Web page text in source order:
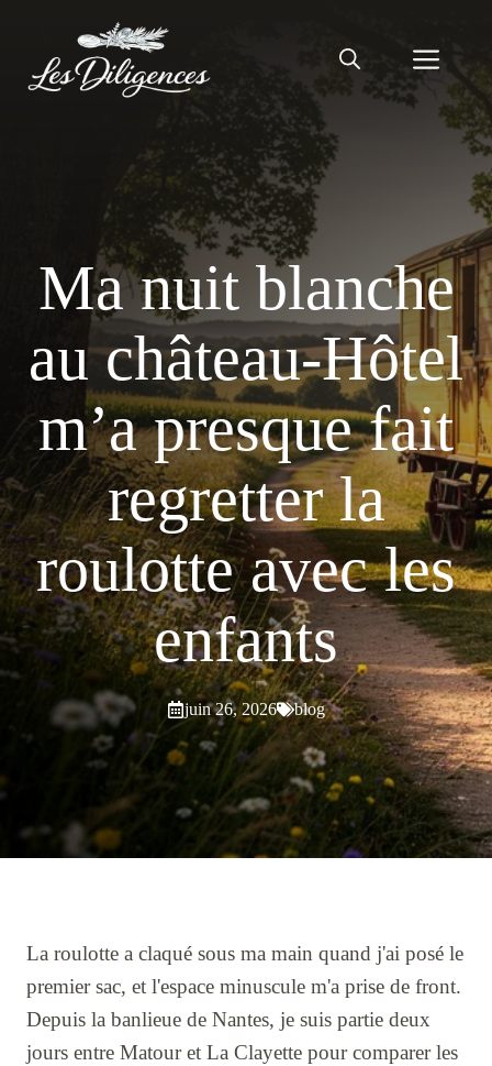
contenu
Ma nuit blanche
au château-Hôtel
m’a presque fait
regretter la
roulotte avec les
enfants
juin 26, 2026 blog
La roulotte a claqué sous ma main quand j'ai posé le
premier sac, et l'espace minuscule m'a prise de front.
Depuis la banlieue de Nantes, je suis partie deux
jours entre Matour et La Clayette pour comparer les